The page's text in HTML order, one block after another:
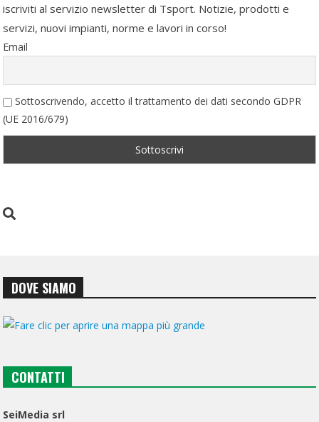
iscriviti al servizio newsletter di Tsport. Notizie, prodotti e
servizi, nuovi impianti, norme e lavori in corso!
Email
Sottoscrivendo, accetto il trattamento dei dati secondo GDPR
(UE 2016/679)
DOVE SIAMO
CONTATTI
SeiMedia srl